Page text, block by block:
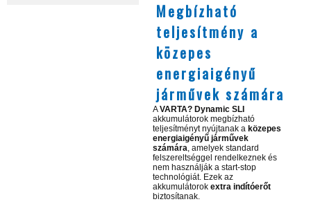
Megbízható
teljesítmény a
közepes
energiaigényű
járművek számára
AVARTA? Dynamic SLI
akkumulátorok megbízható
teljesítményt nyújtanak a közepes
energiaigényű járművek
számára, amelyek standard
felszereltséggel rendelkeznek és
nem használják a start-stop
technológiát. Ezek az
akkumulátorok extra indítóerőt
biztosítanak.